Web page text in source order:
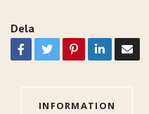
Dela
INFORMATION